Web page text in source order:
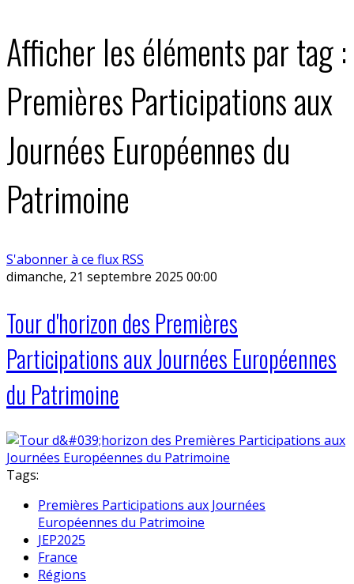
Afficher les éléments par tag :
Premières Participations aux
Journées Européennes du
Patrimoine
S'abonner à ce flux RSS
dimanche, 21 septembre 2025 00:00
Tour d'horizon des Premières
Participations aux Journées Européennes
du Patrimoine
Tags:
Premières Participations aux Journées
Européennes du Patrimoine
JEP2025
France
Régions